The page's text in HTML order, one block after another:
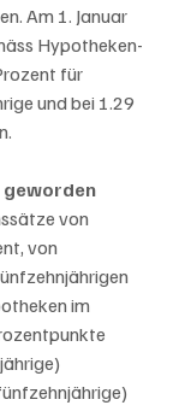
Am 1. Januar
Hypotheken-
für
und bei 1.29
geworden
von
von
im